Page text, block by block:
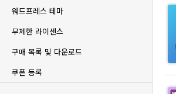
워드프레스 테마
무제한 라이센스
구매 목록 및 다운로드
쿠폰 등록